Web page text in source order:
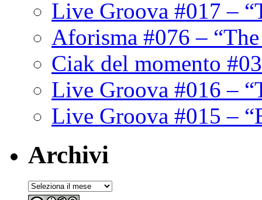
Live Groova #017 –
Aforisma #076 –
Ciak del momento
Live Groova #016 –
Live Groova #015 –
Archivi
Archivi